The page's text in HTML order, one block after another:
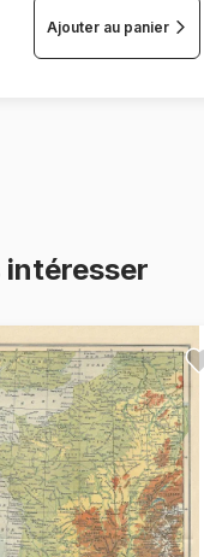
Ajouter au panier